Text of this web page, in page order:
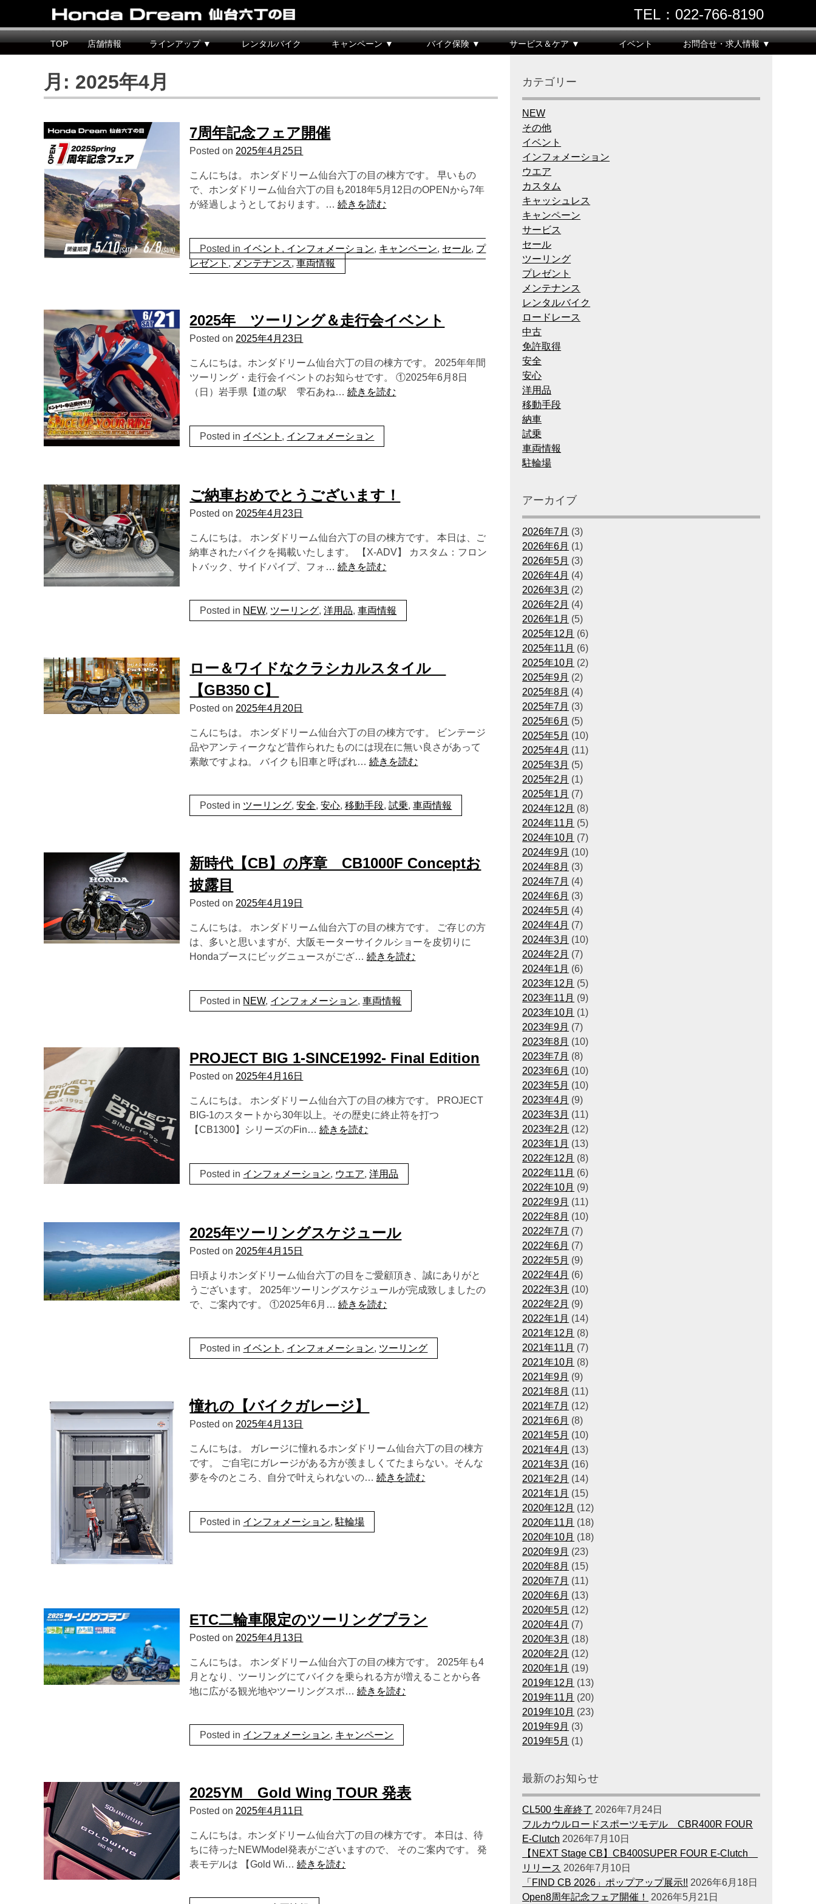
Honda Dream 仙台六丁の目
宮城県仙台市のホンダバイク専売店 TEL：022‐766‐8190
TOP 店舗情報 ラインアップ ▼ レンタルバイク キャンペーン ▼ バイク保険 ▼ サービス＆ケア ▼ イベント お問合せ・求人情報 ▼
月: 2025年4月
7周年記念フェア開催
Posted on 2025年4月25日
こんにちは。 ホンダドリーム仙台六丁の目の棟方です。 早いもの
で、ホンダドリーム仙台六丁の目も2018年5月12日のOPENから7年
が経過しようとしております。…続きを読む
Posted in イベント , インフォメーション, キャンペーン, セール, プ
レゼント , メンテナンス,車両情報
2025年 ツーリング＆走行会イベント
Posted on 2025年4月23日
こんにちは。ホンダドリーム仙台六丁の目の棟方です。 2025年年間
ツーリング・走行会イベントのお知らせです。 ①2025年6月8日
（日）岩手県【道の駅 雫石あね…続きを読む
Posted in イベント , インフォメーション
ご納車おめでとうございます！
Posted on 2025年4月23日
こんにちは。 ホンダドリーム仙台六丁の目の棟方です。 本日は、ご
納車されたバイクを掲載いたします。 【X-ADV】 カスタム：フロン
トバック、サイドパイプ、フォ…続きを読む
Posted in NEW, ツーリング,洋用品,車両情報
ロー＆ワイドなクラシカルスタイル
【GB350 C】
Posted on 2025年4月20日
こんにちは。 ホンダドリーム仙台六丁の目の棟方です。 ビンテージ
品やアンティークなど昔作られたものには現在に無い良さがあって
素敵ですよね。 バイクも旧車と呼ばれ…続きを読む
Posted in ツーリング,安全,安心,移動手段,試乗,車両情報
新時代【CB】の序章 CB1000F Conceptお
披露目
Posted on 2025年4月19日
こんにちは。 ホンダドリーム仙台六丁の目の棟方です。 ご存じの方
は、多いと思いますが、大阪モーターサイクルショーを皮切りに
Hondaブースにビッグニュースがござ…続きを読む
Posted in NEW, インフォメーション,車両情報
PROJECT BIG 1-SINCE1992- Final Edition
Posted on 2025年4月16日
こんにちは。 ホンダドリーム仙台六丁の目の棟方です。 PROJECT
BIG-1のスタートから30年以上。その歴史に終止符を打つ
【CB1300】シリーズのFin…続きを読む
Posted in インフォメーション, ウエア,洋用品
2025年ツーリングスケジュール
Posted on 2025年4月15日
日頃よりホンダドリーム仙台六丁の目をご愛顧頂き、誠にありがと
うございます。 2025年ツーリングスケジュールが完成致しましたの
で、ご案内です。 ①2025年6月…続きを読む
Posted in イベント , インフォメーション, ツーリング
憧れの【バイクガレージ】
Posted on 2025年4月13日
こんにちは。 ガレージに憧れるホンダドリーム仙台六丁の目の棟方
です。 ご自宅にガレージがある方が羨ましくてたまらない。そんな
夢を今のところ、自分で叶えられないの…続きを読む
Posted in インフォメーション,駐輪場
ETC二輪車限定のツーリングプラン
Posted on 2025年4月13日
こんにちは。 ホンダドリーム仙台六丁の目の棟方です。 2025年も4
月となり、ツーリングにてバイクを乗られる方が増えることから各
地に広がる観光地やツーリングスポ…続きを読む
Posted in インフォメーション, キャンペーン
2025YM Gold Wing TOUR 発表
Posted on 2025年4月11日
こんにちは。ホンダドリーム仙台六丁の目の棟方です。 本日は、待
ちに待ったNEWModel発表がございますので、 そのご案内です。 発
表モデルは 【Gold Wi…続きを読む
カテゴリー
NEW
その他
イベント
インフォメーション
ウエア
カスタム
キャッシュレス
キャンペーン
サービス
セール
ツーリング
プレゼント
メンテナンス
レンタルバイク
ロードレース
中古
免許取得
安全
安心
洋用品
移動手段
納車
試乗
車両情報
駐輪場
アーカイブ
2026年7月 (3)
2026年6月 (1)
2026年5月 (3)
2026年4月 (4)
2026年3月 (2)
2026年2月 (4)
2026年1月 (5)
2025年12月 (6)
2025年11月 (6)
2025年10月 (2)
2025年9月 (2)
2025年8月 (4)
2025年7月 (3)
2025年6月 (5)
2025年5月 (10)
2025年4月 (11)
2025年3月 (5)
2025年2月 (1)
2025年1月 (7)
2024年12月 (8)
2024年11月 (5)
2024年10月 (7)
2024年9月 (10)
2024年8月 (3)
2024年7月 (4)
2024年6月 (3)
2024年5月 (4)
2024年4月 (7)
2024年3月 (10)
2024年2月 (7)
2024年1月 (6)
2023年12月 (5)
2023年11月 (9)
2023年10月 (1)
2023年9月 (7)
2023年8月 (10)
2023年7月 (8)
2023年6月 (10)
2023年5月 (10)
2023年4月 (9)
2023年3月 (11)
2023年2月 (12)
2023年1月 (13)
2022年12月 (8)
2022年11月 (6)
2022年10月 (9)
2022年9月 (11)
2022年8月 (10)
2022年7月 (7)
2022年6月 (7)
2022年5月 (9)
2022年4月 (6)
2022年3月 (10)
2022年2月 (9)
2022年1月 (14)
2021年12月 (8)
2021年11月 (7)
2021年10月 (8)
2021年9月 (9)
2021年8月 (11)
2021年7月 (12)
2021年6月 (8)
2021年5月 (10)
2021年4月 (13)
2021年3月 (16)
2021年2月 (14)
2021年1月 (15)
2020年12月 (12)
2020年11月 (18)
2020年10月 (18)
2020年9月 (23)
2020年8月 (15)
2020年7月 (11)
2020年6月 (13)
2020年5月 (12)
2020年4月 (7)
2020年3月 (18)
2020年2月 (12)
2020年1月 (19)
2019年12月 (13)
2019年11月 (20)
2019年10月 (23)
2019年9月 (3)
2019年5月 (1)
最新のお知らせ
CL500 生産終了 2026年7月24日
フルカウルロードスポーツモデル CBR400R FOUR
E-Clutch 2026年7月10日
【NEXT Stage CB】CB400SUPER FOUR E-Clutch
リリース 2026年7月10日
「FIND CB 2026」ポップアップ展示!! 2026年6月18日
Open8周年記念フェア開催！
2026年5月21日